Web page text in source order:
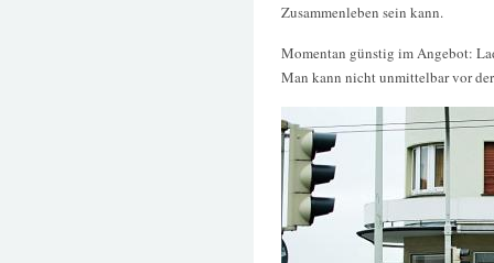
Zusammenleben sein kann.
Momentan günstig im Angebot:
Man kann nicht unmittelbar vor